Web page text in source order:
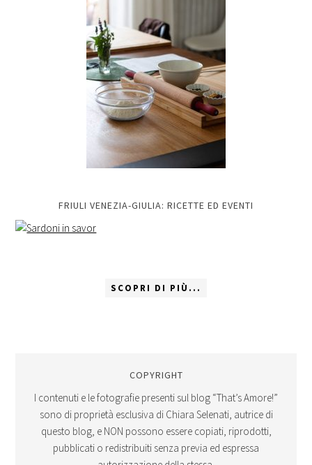
FRIULI VENEZIA-GIULIA: RICETTE ED EVENTI
SCOPRI DI PIÙ...
COPYRIGHT
I contenuti e le fotografie presenti sul blog “That’s Amore!”
sono di proprietà esclusiva di Chiara Selenati, autrice di
questo blog, e NON possono essere copiati, riprodotti,
pubblicati o redistribuiti senza previa ed espressa